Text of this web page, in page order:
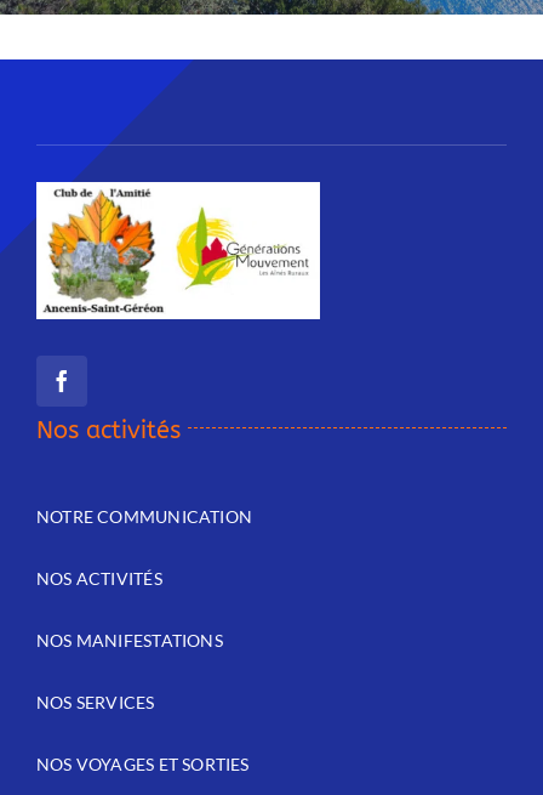
Nos activités
NOTRE COMMUNICATION
NOS ACTIVITÉS
NOS MANIFESTATIONS
NOS SERVICES
NOS VOYAGES ET SORTIES